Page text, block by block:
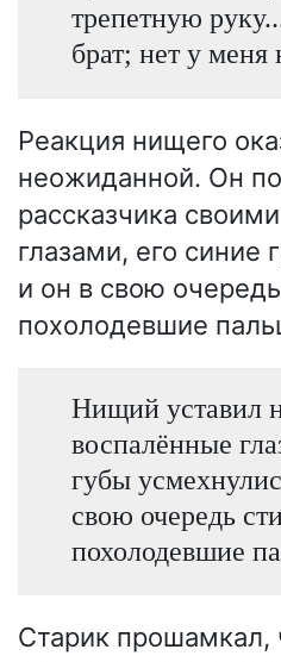
трепетную
брат; нет у меня
Реакция нищего
неожиданной. Он
рассказчика
глазами, его синие
и он в свою
похолодевшие
Нищий уставил
воспалённые
губы
свою очередь
похолодевшие
Старик прошамкал,